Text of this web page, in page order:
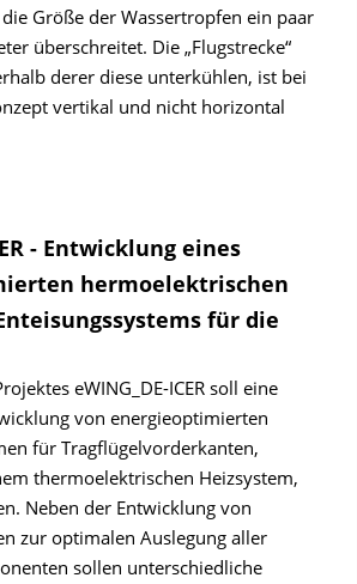
Größe der Wassertropfen ein paar
überschreitet. Die „Flugstrecke“
derer diese unterkühlen, ist bei
vertikal und nicht horizontal
- Entwicklung eines
hermoelektrischen
für die
eWING_DE-ICER soll eine
von energieoptimierten
für Tragflügelvorderkanten,
thermoelektrischen Heizsystem,
Neben der Entwicklung von
zur optimalen Auslegung aller
sollen unterschiedliche